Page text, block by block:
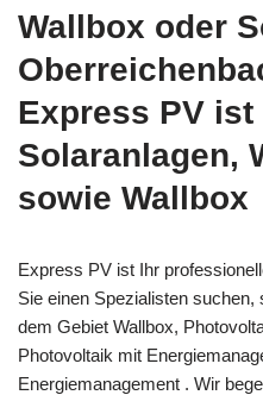
Wallbox oder
Express PV
Solaranlagen,
sowie Wallbox
Express PV ist Ihr
Sie einen Spezialisten
dem Gebiet Wallbox,
Photovoltaik mit
Energiemanagement . Wir